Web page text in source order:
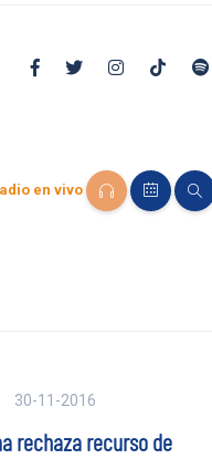
en vivo
30-11-2016
rechaza recurso de